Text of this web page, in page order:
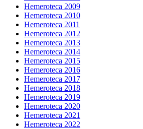
Hemeroteca 2009
Hemeroteca 2010
Hemeroteca 2011
Hemeroteca 2012
Hemeroteca 2013
Hemeroteca 2014
Hemeroteca 2015
Hemeroteca 2016
Hemeroteca 2017
Hemeroteca 2018
Hemeroteca 2019
Hemeroteca 2020
Hemeroteca 2021
Hemeroteca 2022